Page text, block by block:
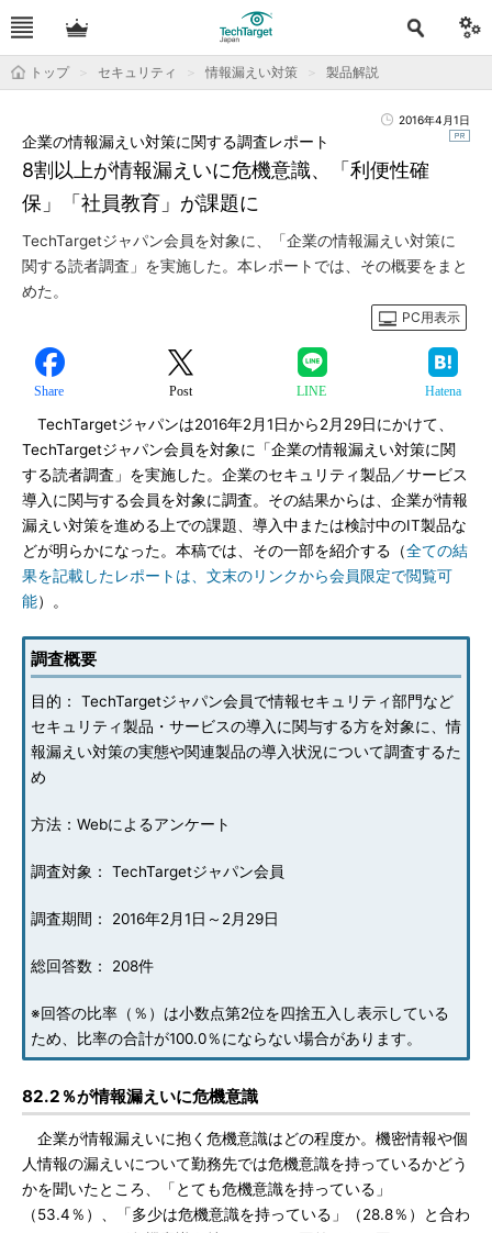
トップ セキュリティ 情報漏えい対策 製品解説
2016年4月1日
8割以上が情報漏えいに危機意識、「利便性確
保」「社員教育」が課題に
企業の情報漏えい対策に関する調査レポート
TechTargetジャパン会員を対象に、「企業の情報漏えい対策に
関する読者調査」を実施した。本レポートでは、その概要をまと
めた。
PC用表示
Share Post LINE Hatena
TechTargetジャパンは2016年2月1日から2月29日にかけて、
TechTargetジャパン会員を対象に「企業の情報漏えい対策に関
する読者調査」を実施した。企業のセキュリティ製品／サービス
導入に関与する会員を対象に調査。その結果からは、企業が情報
漏えい対策を進める上での課題、導入中または検討中のIT製品な
どが明らかになった。本稿では、その一部を紹介する（全ての結
果を記載したレポートは、文末のリンクから会員限定で閲覧可
能）。
調査概要
目的： TechTargetジャパン会員で情報セキュリティ部門など
セキュリティ製品・サービスの導入に関与する方を対象に、情
報漏えい対策の実態や関連製品の導入状況について調査するた
め
方法：Webによるアンケート
調査対象： TechTargetジャパン会員
調査期間： 2016年2月1日～2月29日
総回答数： 208件
※回答の比率（％）は小数点第2位を四捨五入し表示している
ため、比率の合計が100.0％にならない場合があります。
82.2％が情報漏えいに危機意識
企業が情報漏えいに抱く危機意識はどの程度か。機密情報や個
人情報の漏えいについて勤務先では危機意識を持っているかどう
かを聞いたところ、「とても危機意識を持っている」
（53.4％）、「多少は危機意識を持っている」（28.8％）と合わ